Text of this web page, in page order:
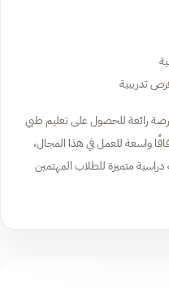
تدريبية
رائعة للحصول على تعليم طبي
واسعة للعمل في هذا المجال،
متميزة للطلاب المهتمين